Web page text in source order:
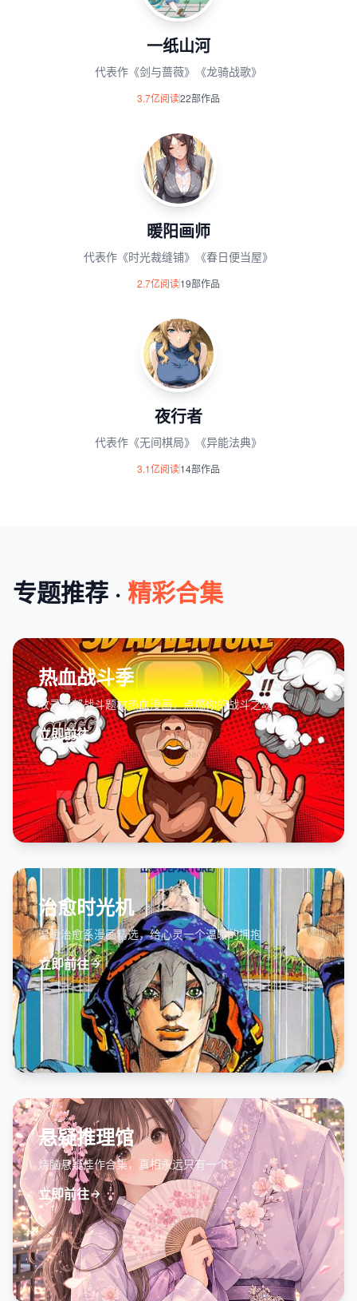
一纸山河
代表作《剑与蔷薇》《龙骑战歌》
3.7亿阅读22部作品
暖阳画师
代表作《时光裁缝铺》《春日便当屋》
2.7亿阅读19部作品
夜行者
代表作《无间棋局》《异能法典》
3.1亿阅读14部作品
专题推荐 · 精彩合集
热血战斗季
收录多部战斗题材热血漫画，点燃你的战斗之魂
立即前往
治愈时光机
温暖治愈系漫画精选，给心灵一个温暖的拥抱
立即前往
悬疑推理馆
烧脑悬疑佳作合集，真相永远只有一个
立即前往